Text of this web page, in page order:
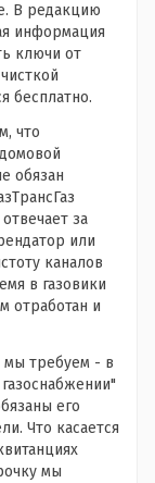
В редакцию
информация
ключи от
бесплатно.
что
обязан
за
или
каналов
в газовики
отработан и
мы требуем - в
его
Что касается
мы